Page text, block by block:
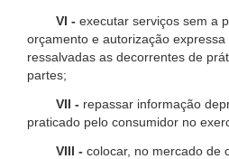
VI - executar serviços sem a
orçamento e autorização expressa
ressalvadas as decorrentes de
partes;
VII - repassar informação
praticado pelo consumidor no
VIII - colocar, no mercado de